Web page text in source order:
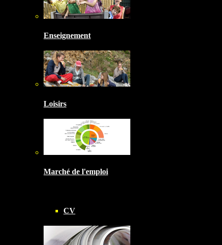
Enseignement
Loisirs
Marché de l'emploi
CV